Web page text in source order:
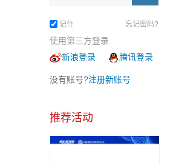
记住 忘记密码?
使用第三方登录
新浪登录
腾讯登录
没有账号?注册新账号
推荐活动